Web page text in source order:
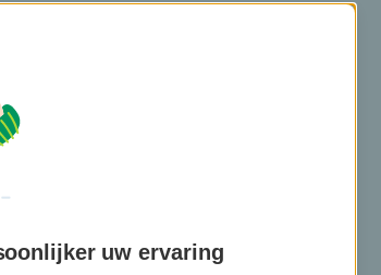
maar
de
pensioen
61e.
uw ervaring